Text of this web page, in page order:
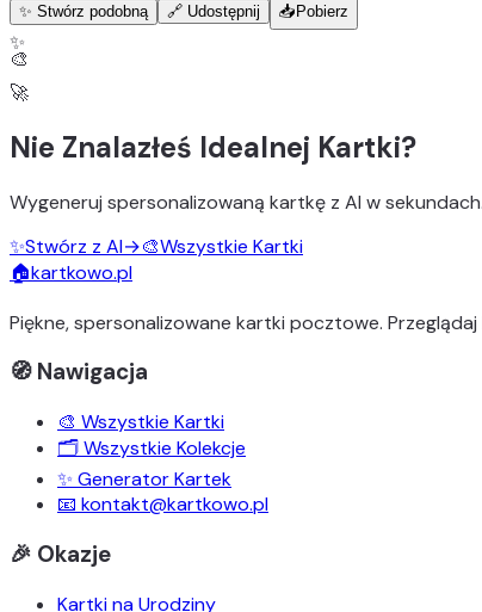
✨ Stwórz podobną 🔗 Udostępnij 📥 Pobierz
✨
🎨
🚀
Nie Znalazłeś Idealnej Kartki?
Wygeneruj spersonalizowaną kartkę z AI w sekundach.
✨Stwórz z AI→🎨Wszystkie Kartki
🏠kartkowo.pl
Piękne, spersonalizowane kartki pocztowe.
🧭 Nawigacja
🎨 Wszystkie Kartki
🗂️ Wszystkie Kolekcje
✨ Generator Kartek
📧 kontakt@kartkowo.pl
🎉 Okazje
Kartki na Urodziny